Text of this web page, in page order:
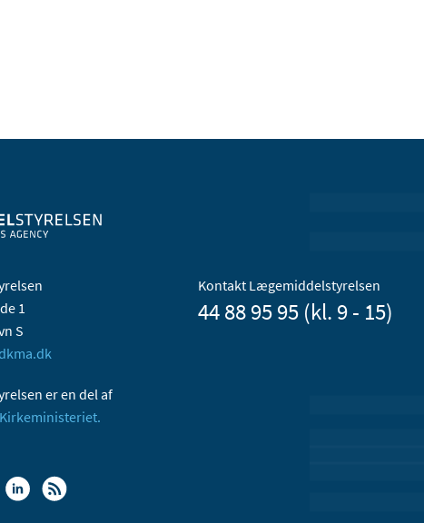
1
S
er en del af
Kontakt Lægemiddelstyrelsen
44 88 95 95 (kl. 9 - 15)